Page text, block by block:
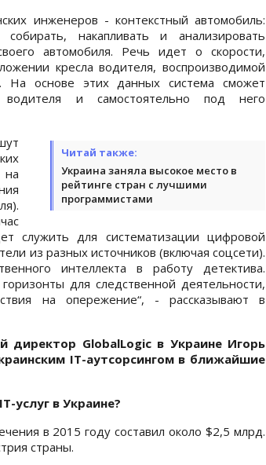
инженеров - контекстный автомобиль:
накапливать и анализировать
автомобиля. Речь идет о скорости,
кресла водителя, воспроизводимой
основе этих данных система сможет
и самостоятельно под него
Читай также:
Украина заняла высокое место в
рейтинге стран с лучшими
программистами
на
служить для систематизации цифровой
из разных источников (включая соцсети).
интеллекта в работу детектива.
для следственной деятельности,
на опережение“, - рассказывают в
GlobalLogic в Украине Игорь
IT-аутсорсингом в ближайшие
услуг в Украине?
в 2015 году составил около $2,5 млрд.
страны.